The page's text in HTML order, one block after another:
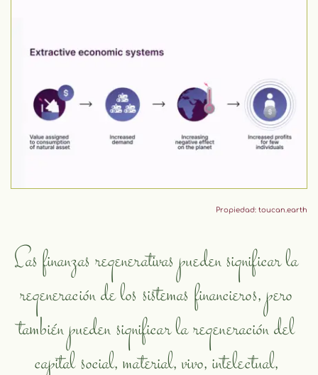
Propiedad: toucan.earth
Las finanzas regenerativas pueden significar la
regeneración de los sistemas financieros, pero
también pueden significar la regeneración del
capital social, material, vivo, intelectual,